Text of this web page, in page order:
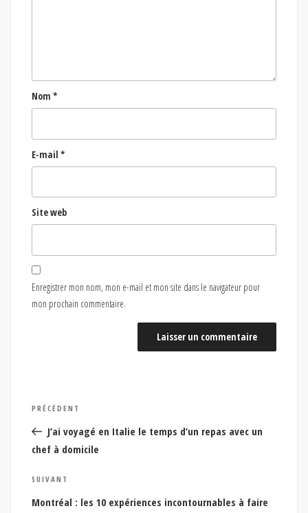
Nom *
E-mail *
Site web
Enregistrer mon nom, mon e-mail et mon site dans le navigateur pour
mon prochain commentaire.
Navigation
de
l’article
Article
précédent
PRÉCÉDENT
J’ai voyagé en Italie le temps d’un repas avec un
chef à domicile
Article
suivant
SUIVANT
Montréal : les 10 expériences incontournables à faire